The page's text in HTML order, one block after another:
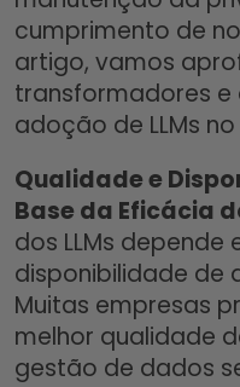
cumprimento de
artigo, vamos
transformadores
adoção de LLMs
Qualidade e
Base da Eficácia
dos LLMs
disponibilidade de
Muitas empresas
melhor qualidade
gestão de dados